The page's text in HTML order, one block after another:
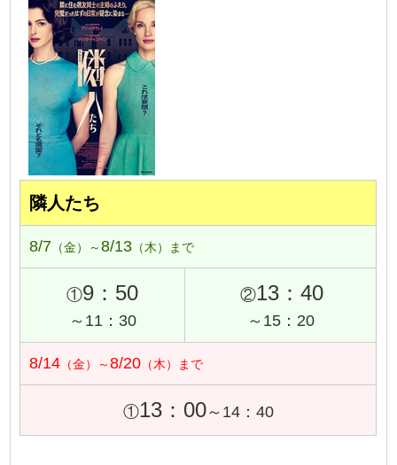
隣人たち
8/7 （金）～8/13 （木）まで
①9：50
～11：30
②13：40
～15：20
8/14 （金）～8/20 （木）まで
①13：00～14：40